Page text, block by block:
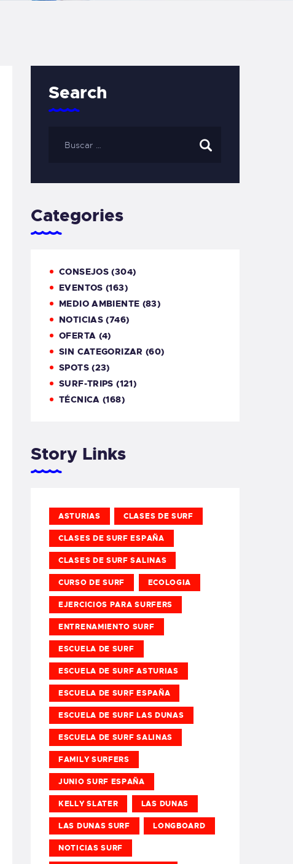
Search
Categories
CONSEJOS (304)
EVENTOS (163)
MEDIO AMBIENTE (83)
NOTICIAS (746)
OFERTA (4)
SIN CATEGORIZAR (60)
SPOTS(23)
SURF-TRIPS (121)
TÉCNICA (168)
Story Links
ASTURIAS CLASES DE SURF
CLASES DE SURF ESPAÑA
CLASES DE SURF SALINAS
CURSO DE SURF ECOLOGIA
EJERCICIOS PARA SURFERS
ENTRENAMIENTO SURF
ESCUELA DE SURF
ESCUELA DE SURF ASTURIAS
ESCUELA DE SURF ESPAÑA
ESCUELA DE SURF LAS DUNAS
ESCUELA DE SURF SALINAS
FAMILY SURFERS
JUNIO SURF ESPAÑA
KELLY SLATER LAS DUNAS
LAS DUNAS SURF LONGBOARD
NOTICIAS SURF